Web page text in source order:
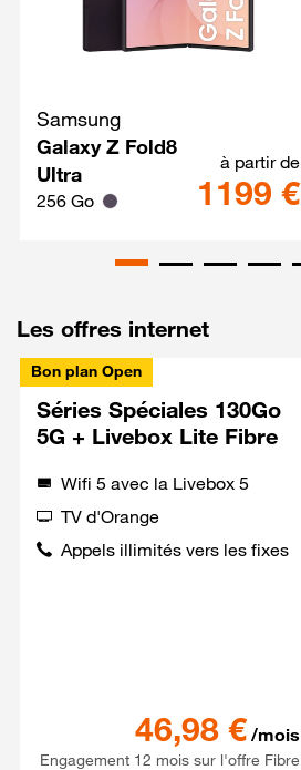
Samsung
Galaxy Z Fold8
Ultra
256 Go
à partir de
1199 €
Les offres internet
Bon plan Open
Séries Spéciales 130Go
5G + Livebox Lite Fibre
Wifi 5 avec la Livebox 5
TV d'Orange
Appels illimités vers les fixes
46,98 € /mois
Engagement 12 mois sur l'offre Fibre